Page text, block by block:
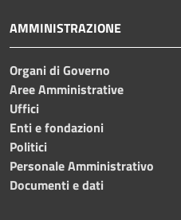
AMMINISTRAZIONE
Organi di Governo
Aree Amministrative
Uffici
Enti e fondazioni
Politici
Personale Amministrativo
Documenti e dati